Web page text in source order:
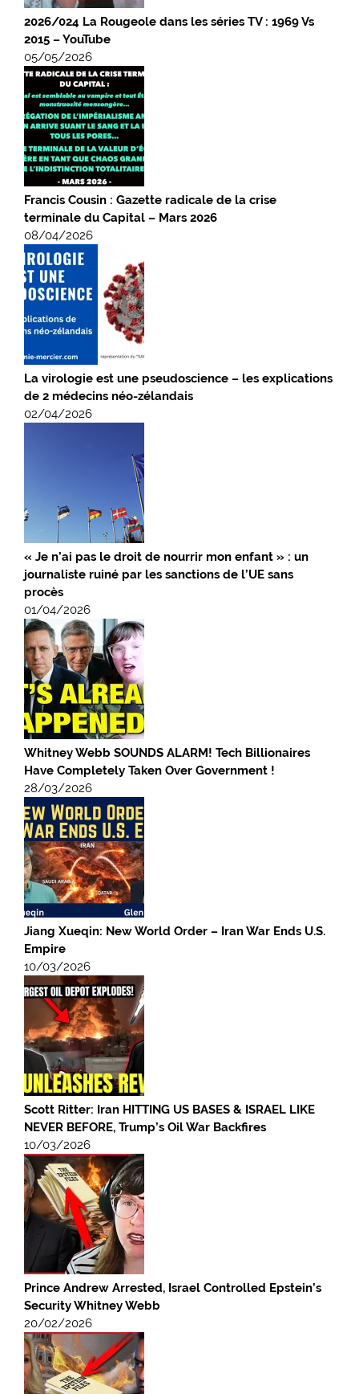
2026/024 La Rougeole dans les séries TV : 1969 Vs
2015 – YouTube
05/05/2026
Francis Cousin : Gazette radicale de la crise
terminale du Capital – Mars 2026
08/04/2026
La virologie est une pseudoscience – les explications
de 2 médecins néo-zélandais
02/04/2026
« Je n’ai pas le droit de nourrir mon enfant » : un
journaliste ruiné par les sanctions de l’UE sans
procès
01/04/2026
Whitney Webb SOUNDS ALARM! Tech Billionaires
Have Completely Taken Over Government !
28/03/2026
Jiang Xueqin: New World Order – Iran War Ends U.S.
Empire
10/03/2026
Scott Ritter: Iran HITTING US BASES & ISRAEL LIKE
NEVER BEFORE, Trump’s Oil War Backfires
10/03/2026
Prince Andrew Arrested, Israel Controlled Epstein’s
Security Whitney Webb
20/02/2026